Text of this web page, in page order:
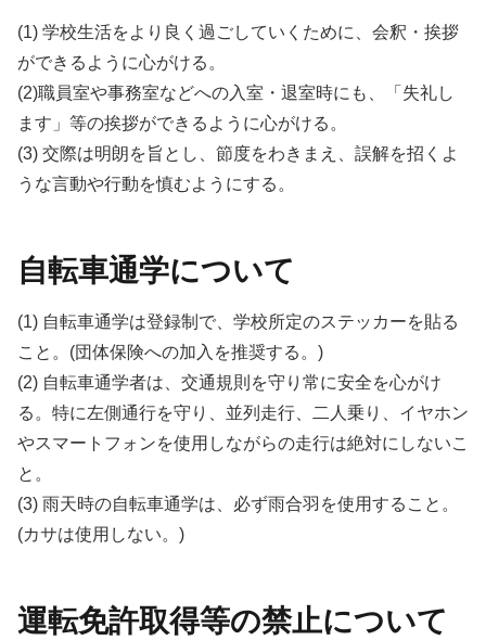
(1) 学校生活をより良く過ごしていくために、会釈・挨拶
ができるように心がける。
(2)職員室や事務室などへの入室・退室時にも、「失礼し
ます」等の挨拶ができるように心がける。
(3) 交際は明朗を旨とし、節度をわきまえ、誤解を招くよ
うな言動や行動を慎むようにする。
自転車通学について
(1) 自転車通学は登録制で、学校所定のステッカーを貼る
こと。(団体保険への加入を推奨する。)
(2) 自転車通学者は、交通規則を守り常に安全を心がけ
る。特に左側通行を守り、並列走行、二人乗り、イヤホン
やスマートフォンを使用しながらの走行は絶対にしないこ
と。
(3) 雨天時の自転車通学は、必ず雨合羽を使用すること。
(カサは使用しない。)
運転免許取得等の禁止について